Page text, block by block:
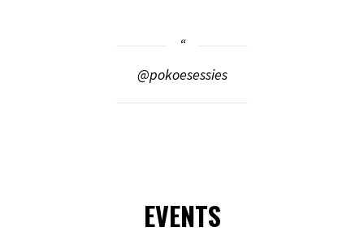
@pokoesessies
EVENTS